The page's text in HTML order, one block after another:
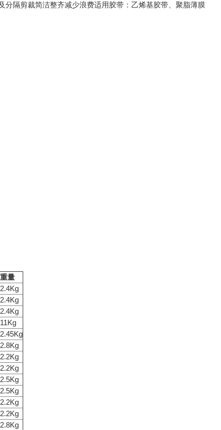
隔剪裁简洁整齐减少浪费适用胶带：乙烯基胶带、聚脂薄膜
重量
2.4Kg
2.4Kg
2.4Kg
11Kg
2.45Kg
2.8Kg
2.2Kg
2.2Kg
2.5Kg
2.5Kg
2.2Kg
2.2Kg
2.8Kg